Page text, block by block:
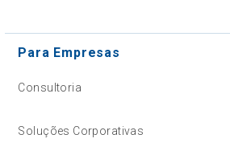
Para Empresas
Consultoria
Soluções Corporativas